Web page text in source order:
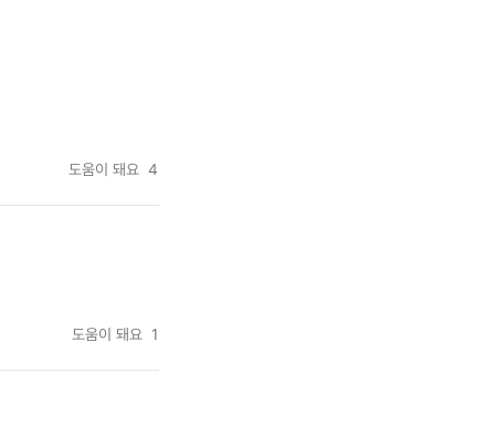
도움이 돼요 4
도움이 돼요 1